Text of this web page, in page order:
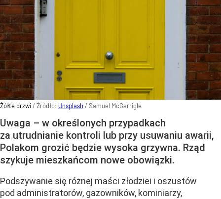
Żółte drzwi/ Źródło: Unsplash / Samuel McGarrigle
Uwaga – w określonych przypadkach
za utrudnianie kontroli lub przy usuwaniu awarii,
Polakom grozić będzie wysoka grzywna. Rząd
szykuje mieszkańcom nowe obowiązki.
Podszywanie się różnej maści złodziei i oszustów
pod administratorów, gazowników, kominiarzy,